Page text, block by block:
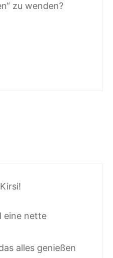
zu wenden?
eine nette
alles genießen